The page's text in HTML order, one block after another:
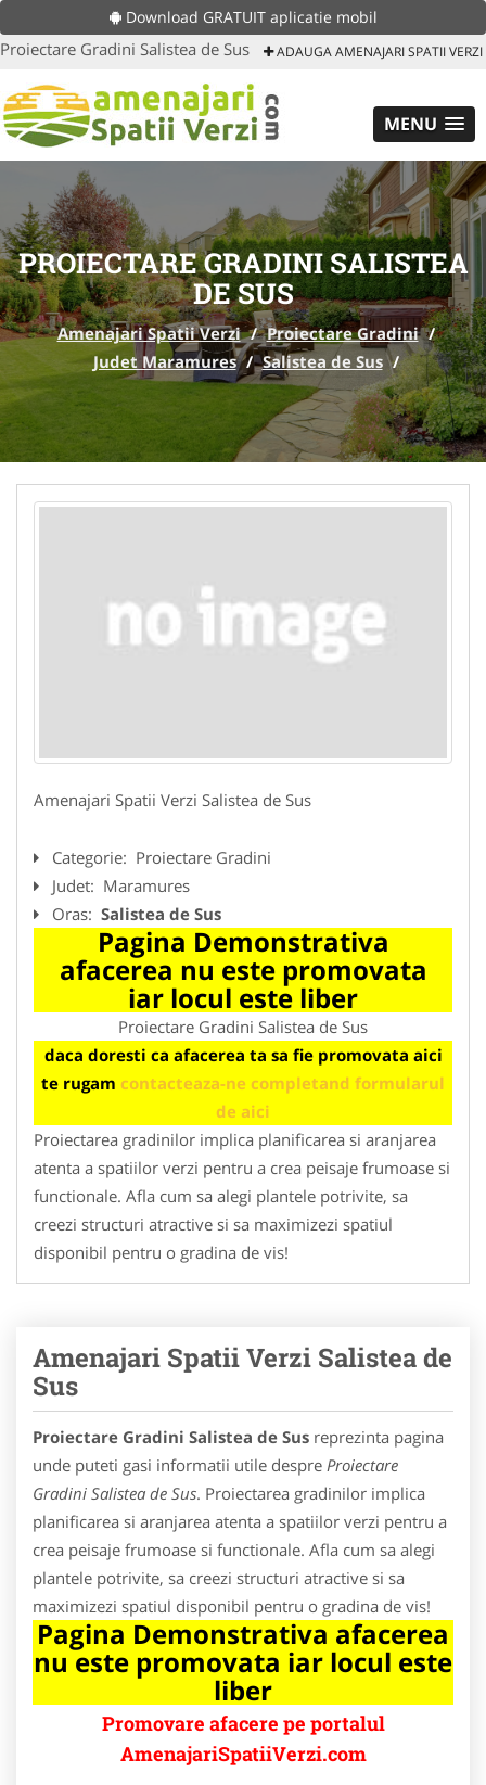
Download GRATUIT aplicatie mobil
Proiectare Gradini Salistea de Sus ADAUGA AMENAJARI SPATII VERZI
MENU
PROIECTARE GRADINI SALISTEA
DE SUS
Amenajari Spatii Verzi / Proiectare Gradini /
Judet Maramures / Salistea de Sus /
Amenajari Spatii Verzi Salistea de Sus
Categorie: Proiectare Gradini
Judet: Maramures
Oras: Salistea de Sus
Pagina Demonstrativa
afacerea nu este promovata
iar locul este liber
Proiectare Gradini Salistea de Sus
daca doresti ca afacerea ta sa fie promovata aici
te rugam contacteaza-ne completand formularul
de aici
Proiectarea gradinilor implica planificarea si aranjarea
atenta a spatiilor verzi pentru a crea peisaje frumoase si
functionale. Afla cum sa alegi plantele potrivite, sa
creezi structuri atractive si sa maximizezi spatiul
disponibil pentru o gradina de vis!
Amenajari Spatii Verzi Salistea de
Sus
Proiectare Gradini Salistea de Sus reprezinta pagina
unde puteti gasi informatii utile despre Proiectare
Gradini Salistea de Sus. Proiectarea gradinilor implica
planificarea si aranjarea atenta a spatiilor verzi pentru a
crea peisaje frumoase si functionale. Afla cum sa alegi
plantele potrivite, sa creezi structuri atractive si sa
maximizezi spatiul disponibil pentru o gradina de vis!
Pagina Demonstrativa afacerea
nu este promovata iar locul este
liber
Promovare afacere pe portalul
AmenajariSpatiiVerzi.com